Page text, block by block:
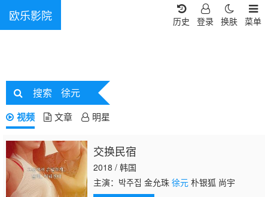
欧乐影院 菜单
换肤
登录
历史
搜索 徐元
视频 文章 明星
交换民宿
2018 / 韩国
主演：박주집 金允珠 徐元朴银狐 尚宇